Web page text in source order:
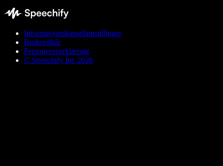
Informasjonskapselinnstillinger
Bruksvilkår
Personvernerklæring
© Speechify Inc 2026